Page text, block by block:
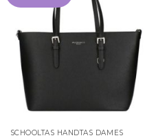
SCHOOLTAS HANDTAS DAMES